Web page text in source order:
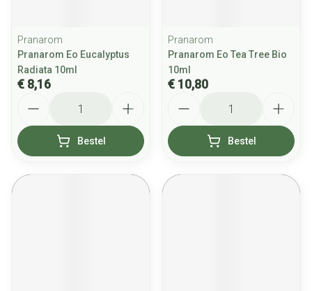
Pranarom
Pranarom Eo Eucalyptus
Radiata 10ml
€ 8,16
Bestel
Pranarom
Pranarom Eo Tea Tree Bio
10ml
€ 10,80
Bestel